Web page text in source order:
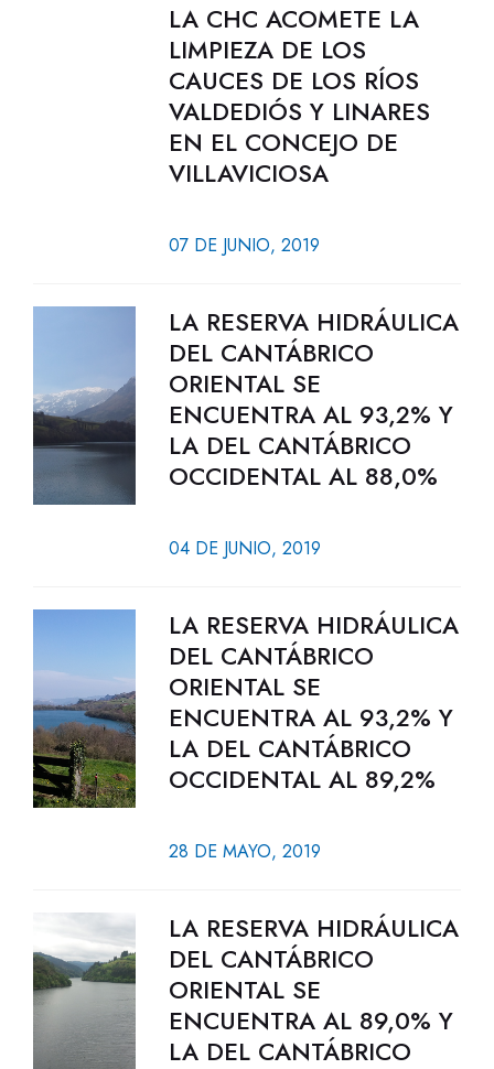
LA CHC ACOMETE LA
LIMPIEZA DE LOS
CAUCES DE LOS RÍOS
VALDEDIÓS Y LINARES
EN EL CONCEJO DE
VILLAVICIOSA
07 DE JUNIO, 2019
LA RESERVA HIDRÁULICA
DEL CANTÁBRICO
ORIENTAL SE
ENCUENTRA AL 93,2% Y
LA DEL CANTÁBRICO
OCCIDENTAL AL 88,0%
04 DE JUNIO, 2019
LA RESERVA HIDRÁULICA
DEL CANTÁBRICO
ORIENTAL SE
ENCUENTRA AL 93,2% Y
LA DEL CANTÁBRICO
OCCIDENTAL AL 89,2%
28 DE MAYO, 2019
LA RESERVA HIDRÁULICA
DEL CANTÁBRICO
ORIENTAL SE
ENCUENTRA AL 89,0% Y
LA DEL CANTÁBRICO